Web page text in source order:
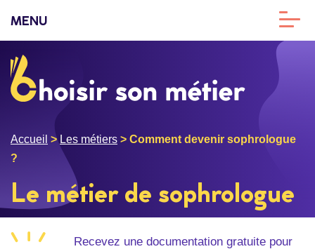
MENU
Accueil > Les métiers > Comment devenir sophrologue
?
Le métier de sophrologue
Recevez une documentation gratuite pour